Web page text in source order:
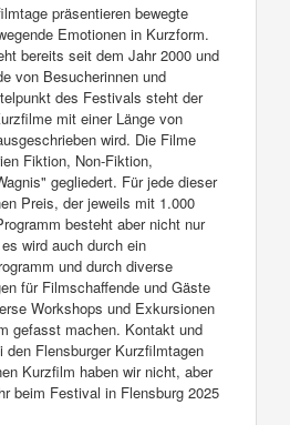
präsentieren bewegte
Emotionen in Kurzform.
bereits seit dem Jahr 2000 und
von Besucherinnen und
des Festivals steht der
mit einer Länge von
wird. Die Filme
Fiktion, Non-Fiktion,
gegliedert. Für jede dieser
Preis, der jeweils mit 1.000
besteht aber nicht nur
wird auch durch ein
und durch diverse
für Filmschaffende und Gäste
Workshops und Exkursionen
gefasst machen. Kontakt und
den Flensburger Kurzfilmtagen
Kurzfilm haben wir nicht, aber
beim Festival in Flensburg 2025